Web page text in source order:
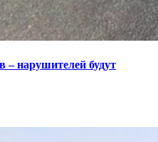
– нарушителей будут